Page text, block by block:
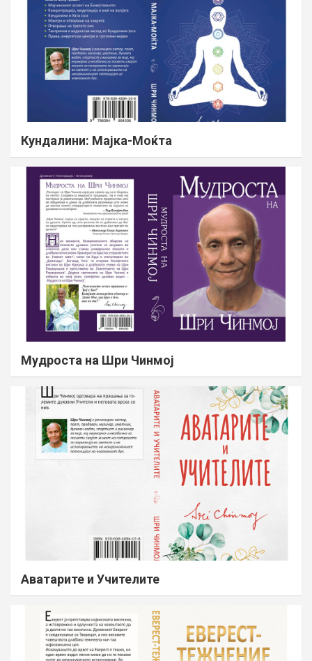
Кундалини: Мајка-Моќта
Мудроста на Шри Чинмој
Аватарите и Учителите